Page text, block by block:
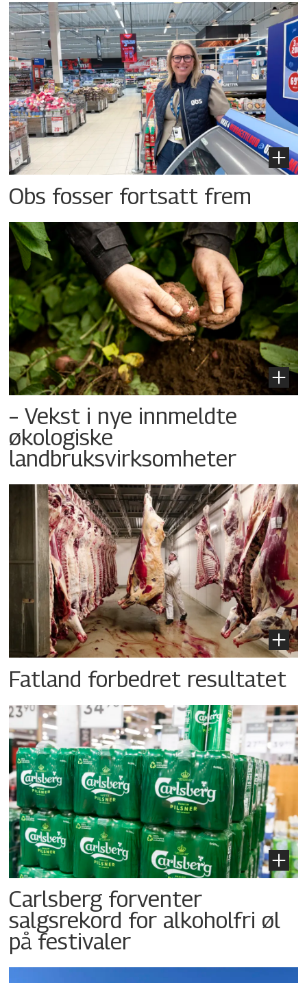
Obs fosser fortsatt frem
– Vekst i nye innmeldte
økologiske
landbruksvirksomheter
Fatland forbedret resultatet
Carlsberg forventer
salgsrekord for alkoholfri øl
på festivaler